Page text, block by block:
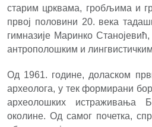
старим црквама, гробљима и
првој половини 20. века
гимназије Маринко
антрополошким и
Oд 1961. године, доласком
археолога, у тек формирани
археолошких
околине. Од самог почетка,